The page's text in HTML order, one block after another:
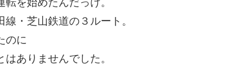
を始めたんだっけ。
・芝山鉄道の３ルート。
のに
ありませんでした。